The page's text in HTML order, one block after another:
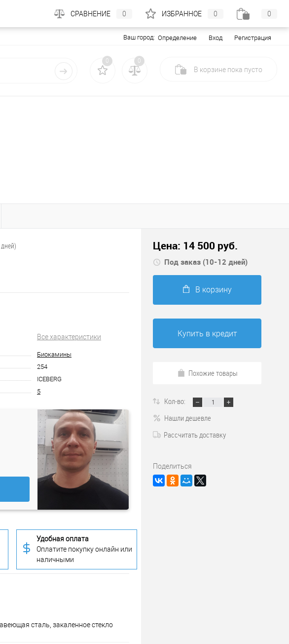
Ваш город: Определение Вход Регистрация
0 0
В корзине пока пусто
Все характеристики
Биокамины
254
ICEBERG
5
Удобная оплата
Оплатите покупку онлайн или
наличными
сталь, закаленное стекло
Цена: 14 500 руб.
Под заказ (10-12 дней)
В корзину
Купить в кредит
Похожие товары
Кол-во:
Нашли дешевле
Рассчитать доставку
Поделиться
СРАВНЕНИЕ 0 ИЗБРАННОЕ 0 0